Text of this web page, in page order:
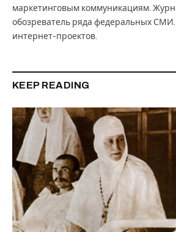
маркетинговым коммуникациям.
обозреватель ряда федеральных СМИ.
интернет-проектов.
KEEP READING